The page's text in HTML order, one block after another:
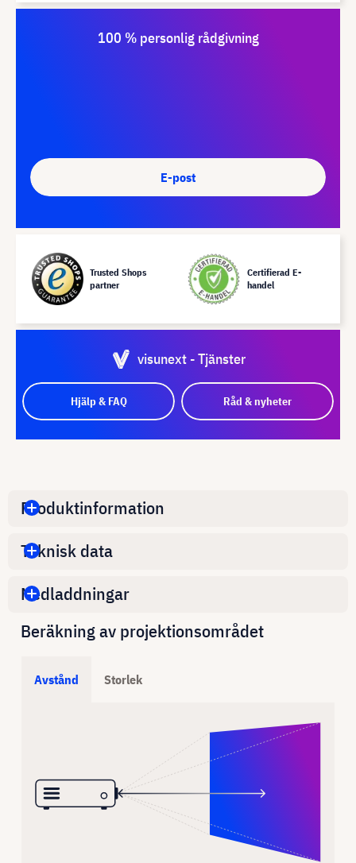
100 % personlig rådgivning
E-post
Trusted Shops
partner
Certifierad E-
handel
visunext - Tjänster
Hjälp & FAQ Råd & nyheter
Produktinformation
Teknisk data
Nedladdningar
Beräkning av projektionsområdet
Avstånd Storlek